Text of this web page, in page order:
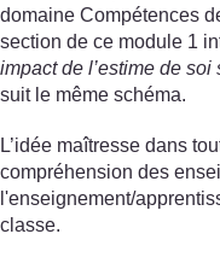
domaine Compétences
section de ce module 1
impact de l’estime de soi
suit le même schéma.
L’idée maîtresse dans
compréhension des
l'enseignement/
classe.